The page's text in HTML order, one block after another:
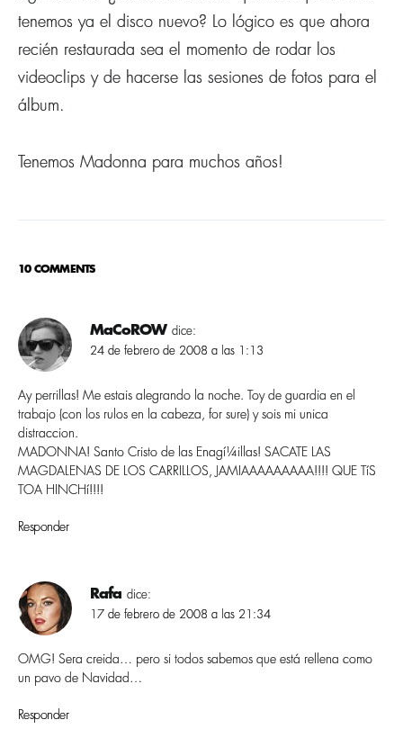
tenemos ya el disco nuevo? Lo lógico es que ahora
recién restaurada sea el momento de rodar los
videoclips y de hacerse las sesiones de fotos para el
álbum.
Tenemos Madonna para muchos años!
10 COMMENTS
MaCoROW dice:
24 de febrero de 2008 a las 1:13
Ay perrillas! Me estais alegrando la noche. Toy de guardia en el
trabajo (con los rulos en la cabeza, for sure) y sois mi unica
distraccion.
MADONNA! Santo Cristo de las Enagí¼illas! SACATE LAS
MAGDALENAS DE LOS CARRILLOS, JAMIAAAAAAAAA!!!! QUE TíS
TOA HINCHí!!!!
Responder
Rafa dice:
17 de febrero de 2008 a las 21:34
OMG! Sera creida… pero si todos sabemos que está rellena como
un pavo de Navidad…
Responder